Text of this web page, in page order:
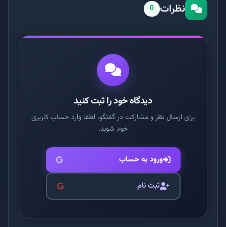
نظرات 0
دیدگاه خود را ثبت کنید
برای ارسال نظر و مشارکت در گفتگو، لطفا وارد حساب کاربری
خود شوید.
ورود به حساب
ثبت نام